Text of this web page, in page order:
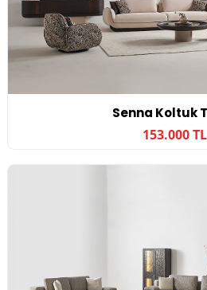
Senna Koltuk
153.000 TL